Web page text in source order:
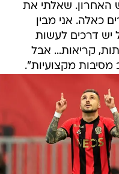
האחרון. שאלתי את
כאלה. אני מבין
יש דרכים לעשות
קריאות… אבל
מקצועיות".